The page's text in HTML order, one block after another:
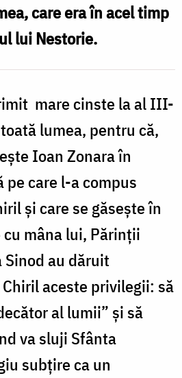
care era în acel timp
lui Nestorie.
mare cinste la al III-
lumea, pentru că,
Ioan Zonara în
care l-a compus
și care se găsește în
mâna lui, Părinţii
au dăruit
aceste privilegii: să
al lumii” și să
va sluji Sfânta
subţire ca un